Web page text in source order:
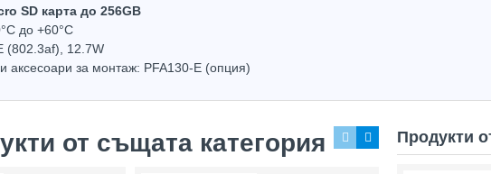
IP камера Dahua IPC-HDW2441T-ZS, 4MP, 2.7-13.5мм VF обектив, IR 40м
€144.80
Купи Купи
SD карта до 256GB
до +60°С
(802.3af), 12.7W
аксесоари за монтаж: PFA130-E (опция)
от същата категория Продукти